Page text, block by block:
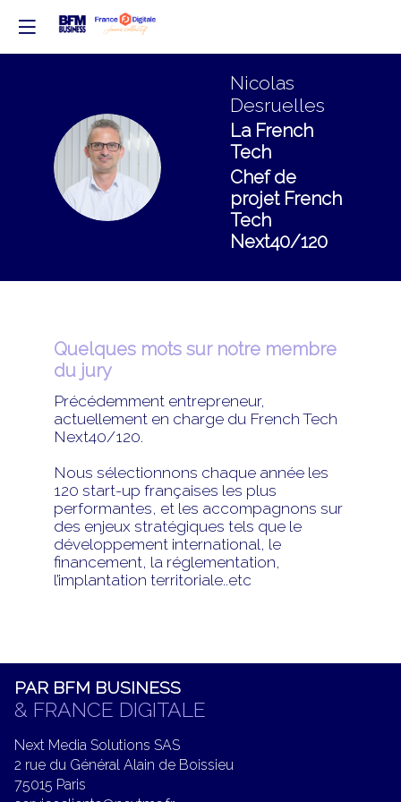
ND
Nicolas
Desruelles
La French
Tech
Chef de
projet French
Tech
Next40/120
Quelques mots sur notre membre
du jury
Précédemment entrepreneur,
actuellement en charge du French Tech
Next40/120.
Nous sélectionnons chaque année les
120 start-up françaises les plus
performantes, et les accompagnons sur
des enjeux stratégiques tels que le
développement international, le
financement, la réglementation,
l’implantation territoriale..etc
PAR BFM BUSINESS
& FRANCE DIGITALE
Next Media Solutions SAS
2 rue du Général Alain de Boissieu
75015 Paris